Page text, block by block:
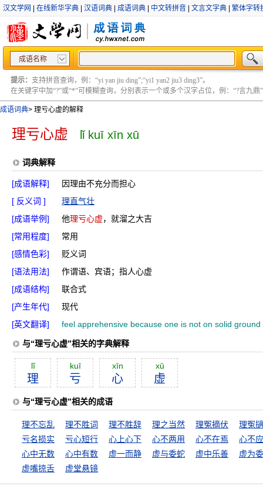
汉文学网 在线新华字典 汉语词典 成语词典 中文转拼音 文言文字典 繁体字转
成语名称
提示： 支持拼音查询，例：“yi yan jiu ding”;“yi1 yan2 jiu3 ding3”。
在关键字中加“?”或“*”可模糊查询，分别表示一个或多个汉字占位，例：“?言九鼎”
成语词典> 理亏心虚的解释
理亏心虚 lǐ kuī xīn xū
词典解释
[成语解释]
因理由不充分而担心
[ 反义词 ]
理直气壮
[成语举例]
他理亏心虚，就溜之大吉
[常用程度]
常用
[感情色彩]
贬义词
[语法用法]
作谓语、宾语；指人心虚
[成语结构]
联合式
[产生年代]
现代
[英文翻译]
feel apprehensive because one is not on solid
与“理亏心虚”相关的字典解释
lĭ
理
kuī
亏
xīn
心
xū
虚
与“理亏心虚”相关的成语
理不忘乱 理不胜词 理不胜辞 理之当然 理冤摘伏
理冤
亏名损实
亏心短行 心上心下 心不两用 心不在焉
心不
心中无数
心中有数 虚一而静 虚与委蛇 虚中乐善
虚为
虚嘴掠舌
虚堂悬镜